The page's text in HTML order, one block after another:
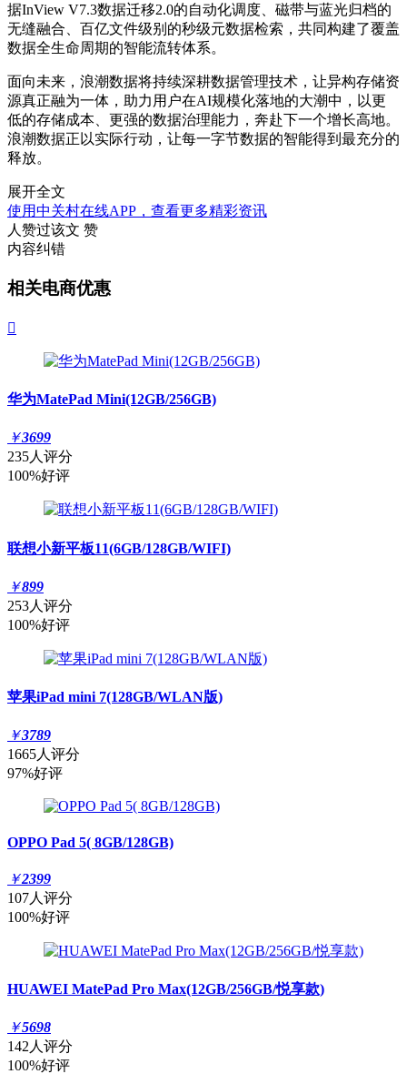
据InView V7.3数据迁移2.0的自动化调度、磁带与蓝光归档的
无缝融合、百亿文件级别的秒级元数据检索，共同构建了覆盖
数据全生命周期的智能流转体系。
面向未来，浪潮数据将持续深耕数据管理技术，让异构存储资
源真正融为一体，助力用户在AI规模化落地的大潮中，以更
低的存储成本、更强的数据治理能力，奔赴下一个增长高地。
浪潮数据正以实际行动，让每一字节数据的智能得到最充分的
释放。
展开全文
使用中关村在线APP，查看更多精彩资讯
人赞过该文 赞
内容纠错
相关电商优惠

华为MatePad Mini(12GB/256GB)
￥3699
235人评分
100%好评
联想小新平板11(6GB/128GB/WIFI)
￥899
253人评分
100%好评
苹果iPad mini 7(128GB/WLAN版)
￥3789
1665人评分
97%好评
OPPO Pad 5( 8GB/128GB)
￥2399
107人评分
100%好评
HUAWEI MatePad Pro Max(12GB/256GB/悦享款)
￥5698
142人评分
100%好评